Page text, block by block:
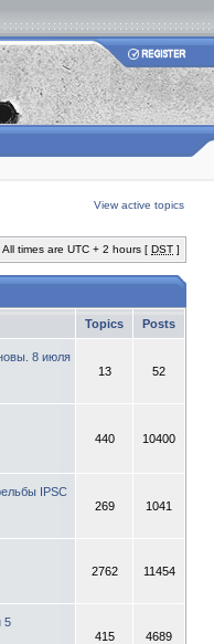
View active topics
All times are UTC + 2 hours [ DST ]
Topics Posts
8 июля
13 52
440 10400
IPSC
269 1041
2762 11454
5
415 4689